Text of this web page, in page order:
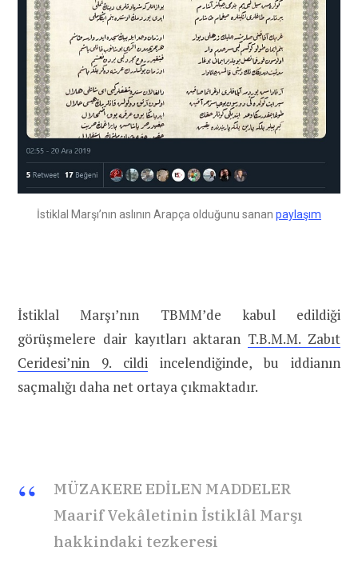
İstiklal Marşı’nın aslının Arapça olduğunu sanan paylaşım
İstiklal Marşı’nın TBMM’de kabul edildiği
görüşmelere dair kayıtları aktaran T.B.M.M. Zabıt
Ceridesi’nin 9. cildi incelendiğinde, bu iddianın
saçmalığı daha net ortaya çıkmaktadır.
MÜZAKERE EDİLEN MADDELER
Maarif Vekâletinin İstiklâl Marşı
hakkindaki tezkeresi